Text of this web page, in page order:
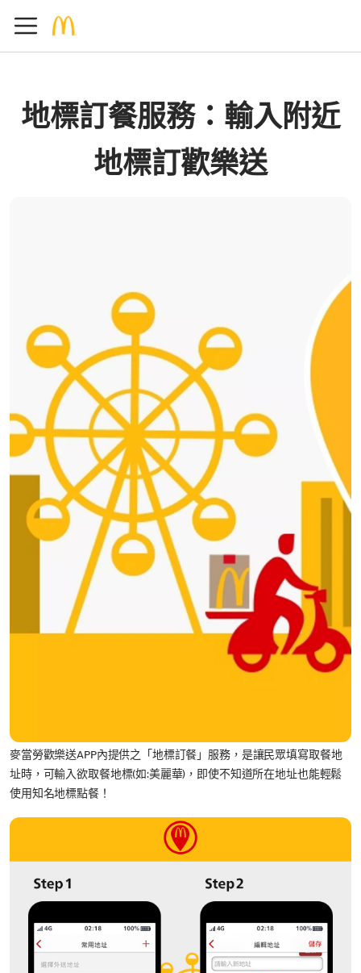
地標訂餐服務：輸入附近
地標訂歡樂送
麥當勞歡樂送APP內提供之「地標訂餐」服務，是讓民眾填寫取餐地
址時，可輸入欲取餐地標(如:美麗華)，即使不知道所在地址也能輕鬆
使用知名地標點餐！